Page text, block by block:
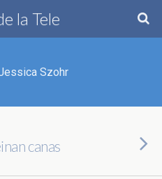
la Tele
Szohr
canas